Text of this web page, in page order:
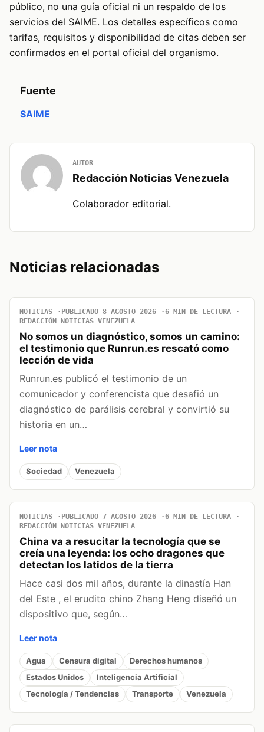
público, no una guía oficial ni un respaldo de los
servicios del SAIME. Los detalles específicos como
tarifas, requisitos y disponibilidad de citas deben ser
confirmados en el portal oficial del organismo.
Fuente
SAIME
AUTOR
Redacción Noticias Venezuela
Colaborador editorial.
Noticias relacionadas
NOTICIAS PUBLICADO 8 AGOSTO 2026
6 MIN DE LECTURA
REDACCIÓN NOTICIAS VENEZUELA
No somos un diagnóstico, somos un camino:
el testimonio que Runrun.es rescató como
lección de vida
Runrun.es publicó el testimonio de un
comunicador y conferencista que desafió un
diagnóstico de parálisis cerebral y convirtió su
historia en un…
Leer nota
Sociedad Venezuela
NOTICIAS PUBLICADO 7 AGOSTO 2026
6 MIN DE LECTURA
REDACCIÓN NOTICIAS VENEZUELA
China va a resucitar la tecnología que se
creía una leyenda: los ocho dragones que
detectan los latidos de la tierra
Hace casi dos mil años, durante la dinastía Han
del Este , el erudito chino Zhang Heng diseñó un
dispositivo que, según…
Leer nota
Agua Censura digital
Derechos humanos
Estados Unidos
Inteligencia Artificial
Tecnología / Tendencias
Transporte Venezuela